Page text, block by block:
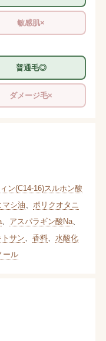
敏感肌×
普通毛◎
ダメージ毛×
ン(C14-16)スルホン酸
マシ油
ポリクオタニ
、 アスパラギン酸Na、
サン 香料、 水酸化
ール